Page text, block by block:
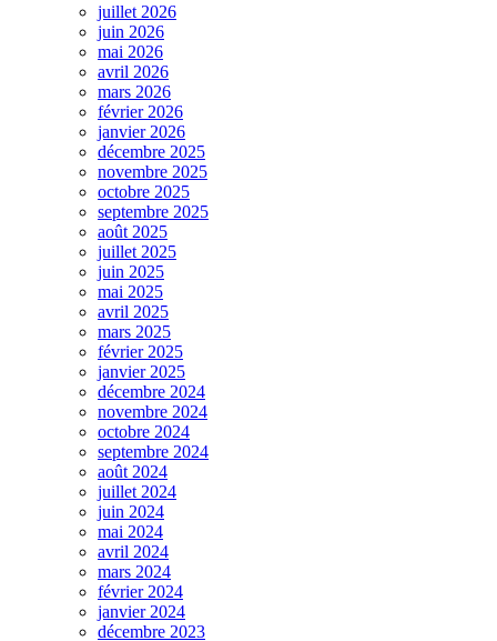
juillet 2026
juin 2026
mai 2026
avril 2026
mars 2026
février 2026
janvier 2026
décembre 2025
novembre 2025
octobre 2025
septembre 2025
août 2025
juillet 2025
juin 2025
mai 2025
avril 2025
mars 2025
février 2025
janvier 2025
décembre 2024
novembre 2024
octobre 2024
septembre 2024
août 2024
juillet 2024
juin 2024
mai 2024
avril 2024
mars 2024
février 2024
janvier 2024
décembre 2023